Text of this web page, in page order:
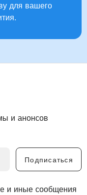
для вашего
и анонсов
Подписаться
и иные сообщения